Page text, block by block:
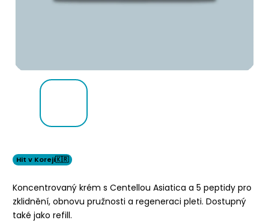
Hit v Koreji🇰🇷
Koncentrovaný krém s Centellou Asiatica a 5 peptidy pro
zklidnění, obnovu pružnosti a regeneraci pleti. Dostupný
také jako refill.